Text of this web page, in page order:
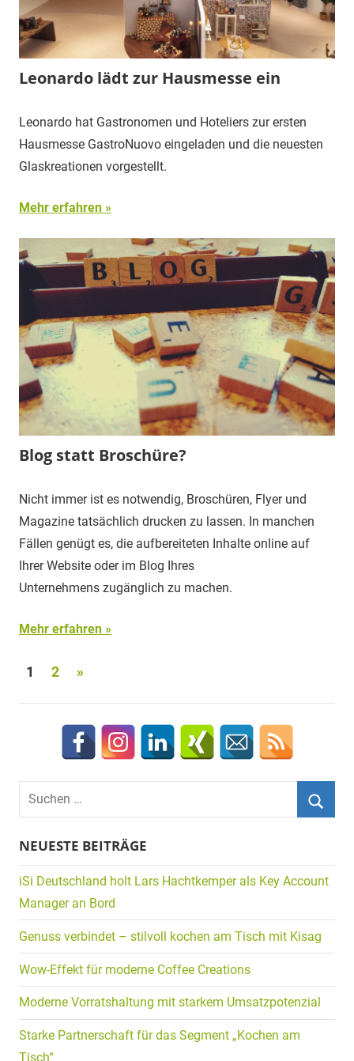
Leonardo lädt zur Hausmesse ein
Leonardo hat Gastronomen und Hoteliers zur ersten
Hausmesse GastroNuovo eingeladen und die neuesten
Glaskreationen vorgestellt.
Mehr erfahren
Blog statt Broschüre?
Nicht immer ist es notwendig, Broschüren, Flyer und
Magazine tatsächlich drucken zu lassen. In manchen
Fällen genügt es, die aufbereiteten Inhalte online auf
Ihrer Website oder im Blog Ihres
Unternehmens zugänglich zu machen.
Mehr erfahren
Seitennummerierung
der
Beiträge
1 2
Nächste
»
Suchen
nach:
NEUESTE BEITRÄGE
iSi Deutschland holt Lars Hachtkemper als Key Account
Manager an Bord
Genuss verbindet – stilvoll kochen am Tisch mit Kisag
Wow-Effekt für moderne Coffee Creations
Moderne Vorratshaltung mit starkem Umsatzpotenzial
Starke Partnerschaft für das Segment „Kochen am
Tisch“